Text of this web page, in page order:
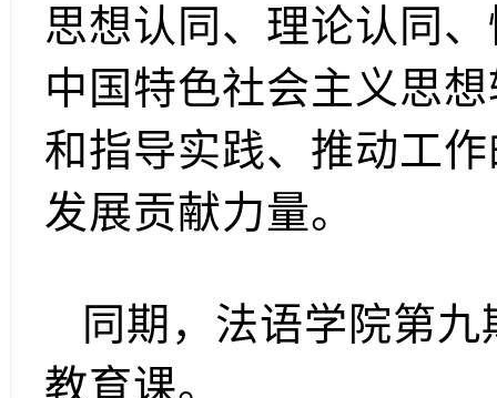
思想认同、理论认同
中国特色社会主义思
和指导实践、推动工
发展贡献力量。
同期，法语学院第
教育课。